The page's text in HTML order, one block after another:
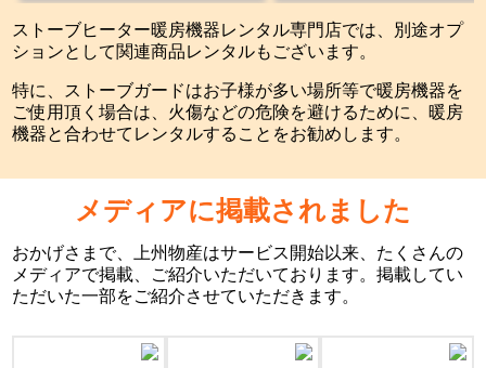
ストーブヒーター暖房機器レンタル専門店では、別途オプ
ションとして関連商品レンタルもございます。
特に、ストーブガードはお子様が多い場所等で暖房機器を
ご使用頂く場合は、火傷などの危険を避けるために、暖房
機器と合わせてレンタルすることをお勧めします。
メディアに掲載されました
おかげさまで、上州物産はサービス開始以来、たくさんの
メディアで掲載、ご紹介いただいております。掲載してい
ただいた一部をご紹介させていただきます。